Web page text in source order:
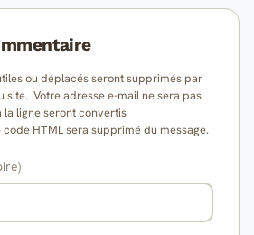
ou déplacés seront supprimés par
site. Votre adresse e-mail ne sera pas
la ligne seront convertis
HTML sera supprimé du message.